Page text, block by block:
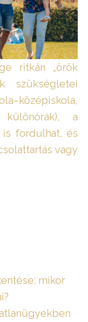
ritkán „örök
szükségletei
különórák), a
fordulhat, és
vagy
mikor